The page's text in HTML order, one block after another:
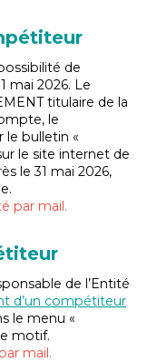
de
mai 2026. Le
titulaire de la
le
le bulletin «
le site internet de
le 31 mai 2026,
par mail.
de l’Entité
d’un compétiteur
le menu «
motif.
mail.